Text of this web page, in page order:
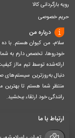
رویه بازگردانی کالا
حریم خصوصی
درباره من
سلام، من کیوان هستم. با
خودروها، تخصص دارم به
ارائه‌شده توسط تیم مااز
دنبال به‌روزترین سیستم‌های
منتظر شما هستم تا بهترین
رانندگی خود ارتقاء ببخشید.
ارتباط با ما